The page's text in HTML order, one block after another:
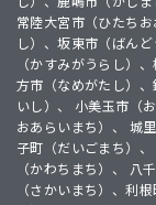
常陸大宮市（ひたち
し）、坂東市（ばん
（かすみがうらし）
方市（なめがたし）
いし）、 小美玉市（
おあらいまち）、 城
子町（だいごまち）
（かわちまち）、 八
（さかいまち）、利